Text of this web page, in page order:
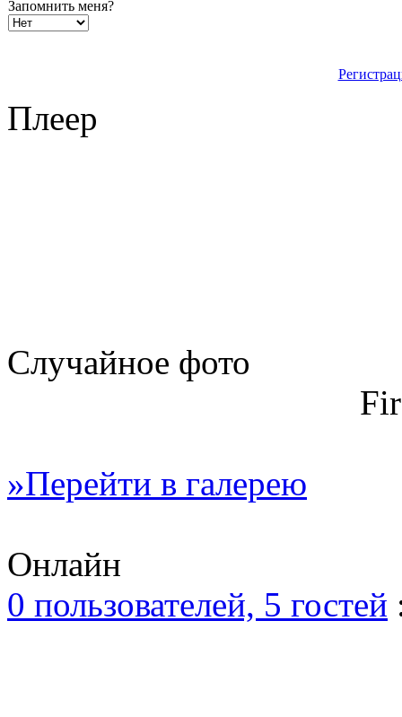
Запомнить меня?
Плеер
Случайное фото
»Перейти в галерею
Онлайн
0 пользователей, 5 гостей